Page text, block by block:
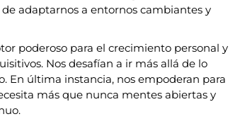
adaptarnos a entornos cambiantes y
poderoso para el crecimiento personal y
Nos desafían a ir más allá de lo
En última instancia, nos empoderan para
más que nunca mentes abiertas y